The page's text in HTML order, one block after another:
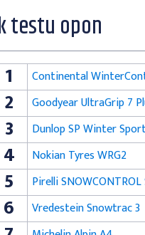
testu opon
1 Continental
2 Goodyear UltraGrip 7
3 Dunlop SP Winter
4 Nokian Tyres WRG2
5 Pirelli
6 Vredestein Snowtrac 3